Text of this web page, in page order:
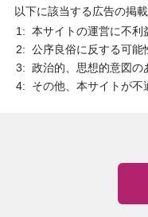
以下に該当する広告の掲
本サイトの運営に不利
公序良俗に反する可能
政治的、思想的意図の
その他、本サイトが不